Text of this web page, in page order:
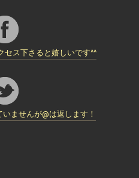
ス下さると嬉しいです^^
ませんが@は返します！